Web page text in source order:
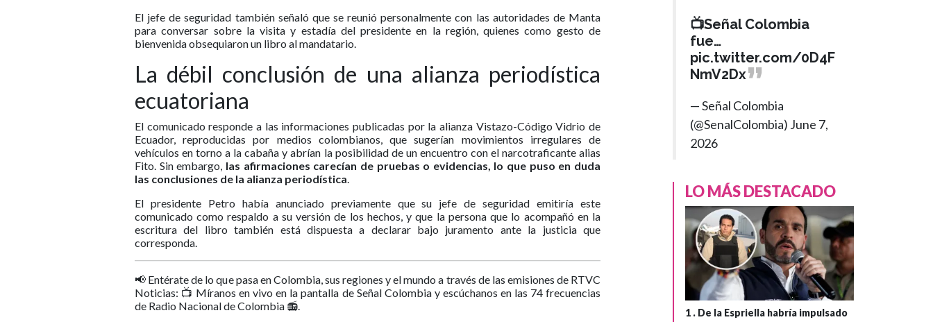
El jefe de seguridad también señaló que se reunió personalmente con las autoridades de Manta
para conversar sobre la visita y estadía del presidente en la región, quienes como gesto de
bienvenida obsequiaron un libro al mandatario.
La débil conclusión de una alianza periodística
ecuatoriana
El comunicado responde a las informaciones publicadas por la alianza Vistazo-Código Vidrio de
Ecuador, reproducidas por medios colombianos, que sugerían movimientos irregulares de
vehículos en torno a la cabaña y abrían la posibilidad de un encuentro con el narcotraficante alias
Fito. Sin embargo, las afirmaciones carecían de pruebas o evidencias, lo que puso en duda
las conclusiones de la alianza periodística.
El presidente Petro había anunciado previamente que su jefe de seguridad emitiría este
comunicado como respaldo a su versión de los hechos, y que la persona que lo acompañó en la
escritura del libro también está dispuesta a declarar bajo juramento ante la justicia que
corresponda.
📢 Entérate de lo que pasa en Colombia, sus regiones y el mundo a través de las emisiones de RTVC
Noticias: 📺 Míranos en vivo en la pantalla de Señal Colombia y escúchanos en las 74 frecuencias
de Radio Nacional de Colombia 📻.
📺Señal Colombia
fue…
pic.twitter.com/0D4F
NmV2Dx
— Señal Colombia
(@SenalColombia) June 7,
2026
LO MÁS DESTACADO
1 . De la Espriella habría impulsado